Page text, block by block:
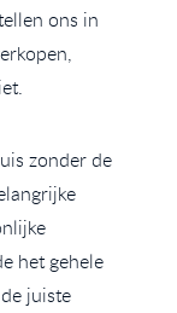
ons in
zonder de
het gehele
juiste